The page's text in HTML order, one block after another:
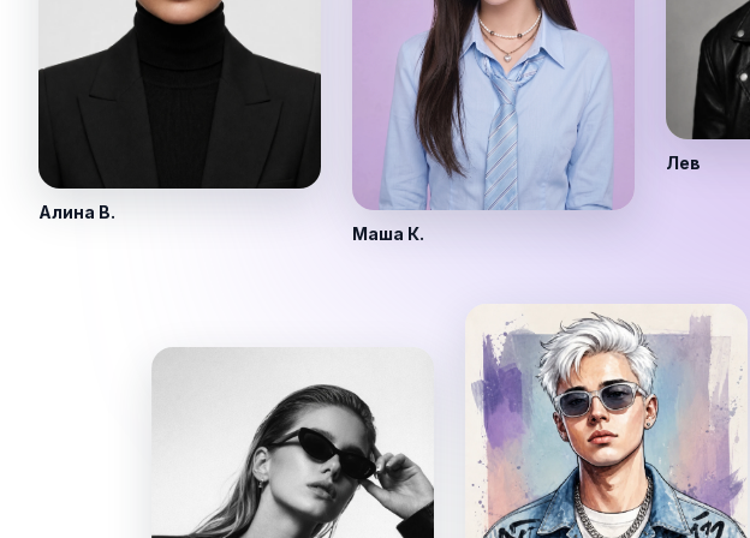
Алина В.
Маша К.
Лев